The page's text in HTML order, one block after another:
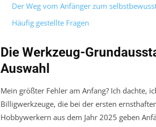
Der Weg vom Anfänger zum
Häufig gestellte Fragen
Die Werkzeug-
Auswahl
Mein größter Fehler am Anfang? Ich dachte,
Billigwerkzeuge, die bei der ersten
Hobbywerkern aus dem Jahr 2025 geben